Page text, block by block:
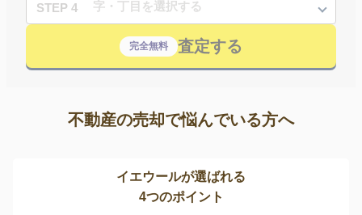
STEP 4
完全無料 査定する
不動産の売却で悩んでいる方へ
イエウールが選ばれる
4つのポイント